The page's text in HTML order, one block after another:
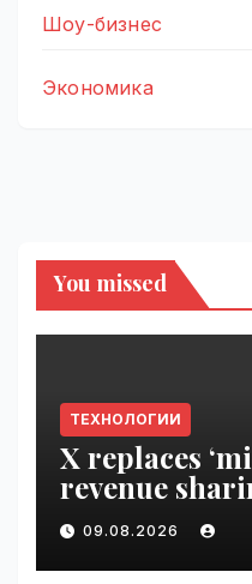
Шоу-бизнес
Экономика
You missed
ТЕХНОЛОГИИ
X replaces
revenue
with Original
Rewards |
09.08.2026